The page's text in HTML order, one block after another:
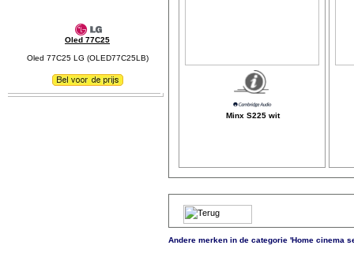
Oled 77C25
Oled 77C25 LG (OLED77C25LB)
Minx S225 wit
Andere merken in de categorie 'Home cinema